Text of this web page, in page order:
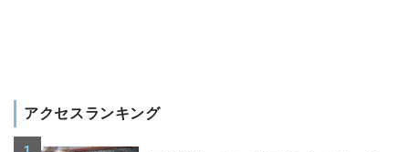
アクセスランキング